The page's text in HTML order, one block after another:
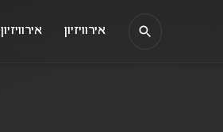
אירוויזיון אירוויזיון 2026